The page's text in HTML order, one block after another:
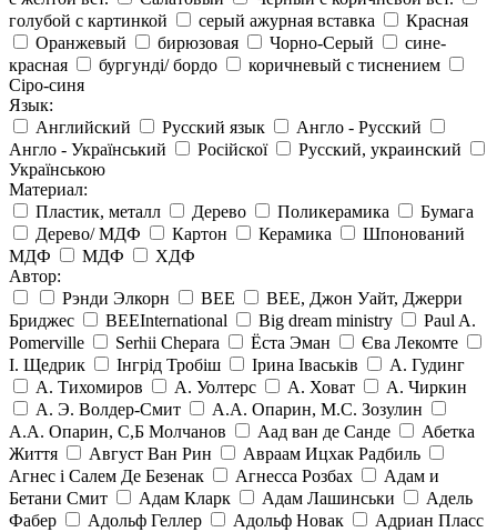
голубой с картинкой
серый ажурная вставка
Красная
Оранжевый
бирюзовая Чорно-Серый
сине-
красная
бургунді/ бордо
коричневый с тиснением
Сіро-синя
Язык:
Английский
Русский язык
Англо - Русский
Англо - Український
Російскої
Русский, украинский
Українською
Материал:
Пластик, металл
Дерево Поликерамика
Бумага
Дерево/ МДФ
Картон Керамика
Шпонований
МДФ
МДФ
ХДФ
Автор:
Рэнди Элкорн
BEE
BEE, Джон Уайт, Джерри
Бриджес
BEEInternational Big dream ministry
Paul A.
Pomerville
Serhii Chepara Ёста Эман
Єва Лекомте
І. Щедрик
Інгрід Тробіш Ірина Іваськів
А. Гудинг
А. Тихомиров
А. Уолтерс А. Ховат
А. Чиркин
А. Э. Волдер-Смит
А.А. Опарин, М.С. Зозулин
А.А. Опарин, С,Б Молчанов
Аад ван де Санде
Абетка
Життя
Август Ван Рин
Авраам Ицхак Радбиль
Агнес і Салем Де Безенак
Агнесса Розбах
Адам и
Бетани Смит
Адам Кларк Адам Лашинськи
Адель
Фабер
Адольф Геллер Адольф Новак
Адриан Пласс